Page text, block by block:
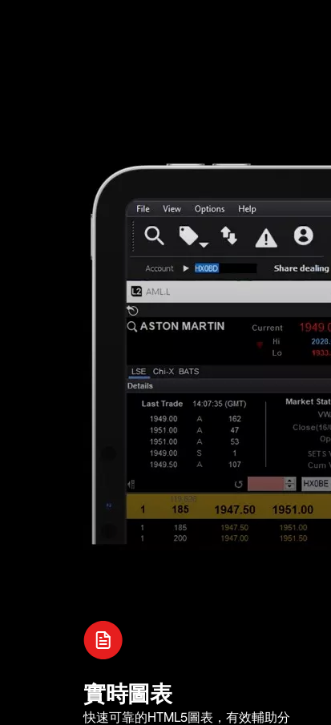
實時圖表
快速可靠的HTML5圖表，有效輔助分